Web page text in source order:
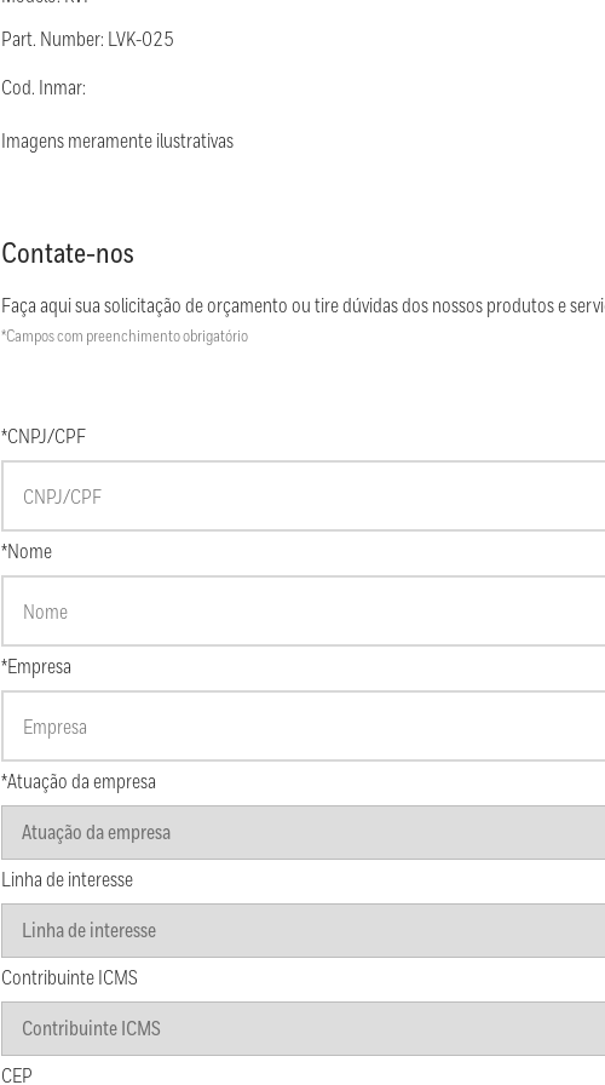
Part. Number: LVK-025
Cod. Inmar:
Imagens meramente ilustrativas
Contate-nos
Faça aqui sua solicitação de orçamento ou tire dúvidas dos nossos produtos e
*Campos com preenchimento obrigatório
*CNPJ/CPF
*Nome
*Empresa
*Atuação da empresa
Linha de interesse
Contribuinte ICMS
CEP